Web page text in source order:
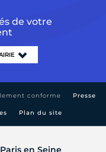
Paris en Seine
de votre
conforme Presse
Plan du site